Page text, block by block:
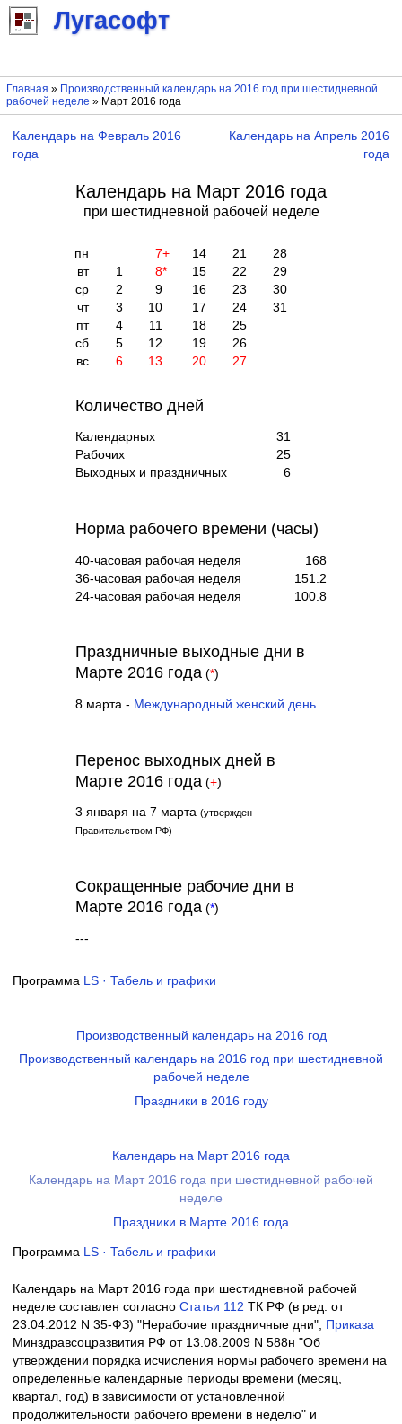
Лугасофт
Главная » Производственный календарь на 2016 год при шестидневной
рабочей неделе » Март 2016 года
Календарь на Февраль 2016
года
Календарь на Апрель 2016
года
Календарь на Март 2016 года
при шестидневной рабочей неделе
пн 7+ 14 21
28
вт
1 8* 15 22
29
ср
2 9 16 23
30
чт
3 10 17 24
31
пт
4 11 18
25
сб
5 12 19
26
вс
6 13 20 27
Количество дней
Календарных
31
Рабочих
25
Выходных и праздничных
6
Норма рабочего времени (часы)
40-часовая рабочая неделя
168
36-часовая рабочая неделя
151.2
24-часовая рабочая неделя
100.8
Праздничные выходные дни в
Марте 2016 года (*)
8 марта - Международный женский день
Перенос выходных дней в
Марте 2016 года (+)
3 января на 7 марта (утвержден
Правительством РФ)
Сокращенные рабочие дни в
Марте 2016 года (*)
---
Программа LS · Табель и графики
Производственный календарь на 2016 год
Производственный календарь на 2016 год при шестидневной
рабочей неделе
Праздники в 2016 году
Календарь на Март 2016 года
Календарь на Март 2016 года при шестидневной рабочей
неделе
Праздники в Марте 2016 года
Программа LS · Табель и графики
Календарь на Март 2016 года при шестидневной рабочей
неделе составлен согласно Cтатьи 112 ТК РФ (в ред. от
23.04.2012 N 35-ФЗ) "Нерабочие праздничные дни", Приказа
Минздравсоцразвития РФ от 13.08.2009 N 588н "Об
утверждении порядка исчисления нормы рабочего времени на
определенные календарные периоды времени (месяц,
квартал, год) в зависимости от установленной
продолжительности рабочего времени в неделю" и